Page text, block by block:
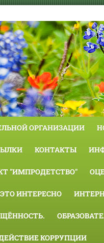
ОРГАНИЗАЦИИ
КОНТАКТЫ
"ИМПРОДЕТСТВО"
ЭТО ИНТЕРЕСНО
КОРРУПЦИИ